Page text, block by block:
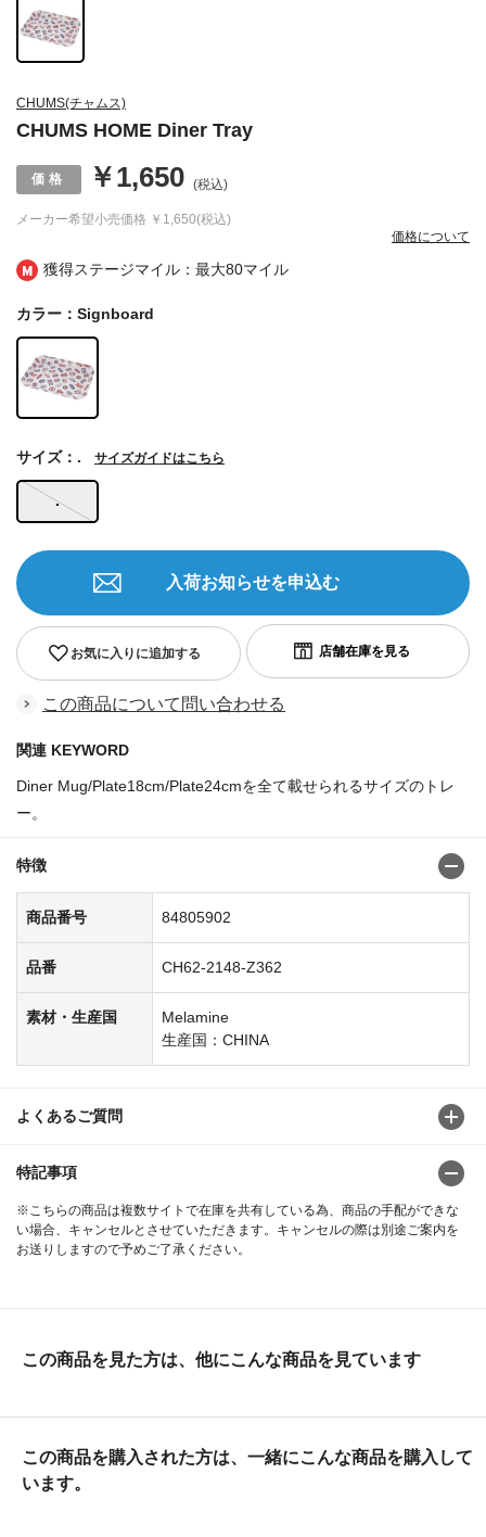
獲得ステージマイル：最大80マイル
CHUMS(チャムス)
CHUMS HOME Diner Tray
メーカー希望小売価格 ￥1,650(税込)
￥1,650 (税込)
価格について
カラー：Signboard
.
サイズ：. サイズガイドはこちら
お気に入りに追加する
入荷お知らせを申込む
この商品について問い合わせる
関連 KEYWORD
Diner Mug/Plate18cm/Plate24cmを全て載せられるサイズのトレ
ー。
特徴
商品番号 84805902
品番 CH62-2148-Z362
素材・生産国
Melamine
生産国：CHINA
よくあるご質問
特記事項
※こちらの商品は複数サイトで在庫を共有している為、商品の手配ができな
い場合、キャンセルとさせていただきます。キャンセルの際は別途ご案内を
お送りしますので予めご了承ください。
この商品を見た方は、他にこんな商品を見ています
この商品を購入された方は、一緒にこんな商品を購入して
います。